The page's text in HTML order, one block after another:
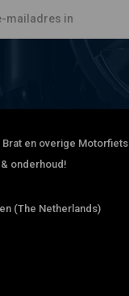
Brat en overige Motorfiets
onderhoud!
(The Netherlands)